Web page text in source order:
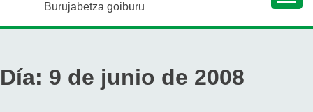
Burujabetza goiburu
Día: 9 de junio de 2008